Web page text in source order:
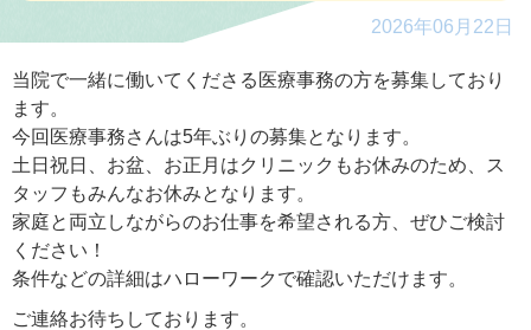
2026年06月22日
当院で一緒に働いてくださる医療事務の方を募集しており
ます。
今回医療事務さんは5年ぶりの募集となります。
土日祝日、お盆、お正月はクリニックもお休みのため、ス
タッフもみんなお休みとなります。
家庭と両立しながらのお仕事を希望される方、ぜひご検討
ください！
条件などの詳細はハローワークで確認いただけます。
ご連絡お待ちしております。